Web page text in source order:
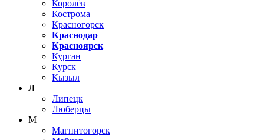
Королёв
Кострома
Красногорск
Краснодар
Красноярск
Курган
Курск
Кызыл
Л
Липецк
Люберцы
М
Магнитогорск